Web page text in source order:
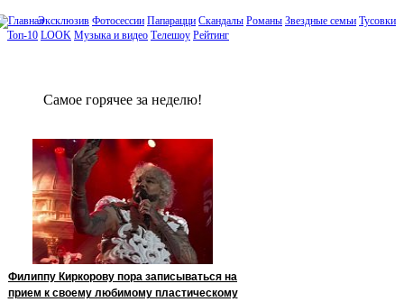
Эксклюзив Фотосессии Папарацци Скандалы Романы Звездные семьи Тусовки
Топ-10 LOOK Музыка и видео Телешоу Рейтинг
Сaмое гoрячее за неделю!
Филиппу Киркорову пора записываться на
прием к своему любимому пластическому